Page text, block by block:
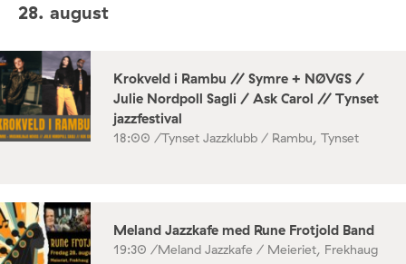
28. august
Krokveld i Rambu // Symre + NØVGS /
Julie Nordpoll Sagli / Ask Carol // Tynset
jazzfestival
18:00 /Tynset Jazzklubb / Rambu, Tynset
Meland Jazzkafe med Rune Frotjold Band
19:30 /Meland Jazzkafe / Meieriet, Frekhaug